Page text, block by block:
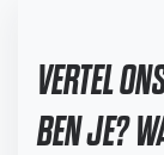
VERTEL
BEN JE?